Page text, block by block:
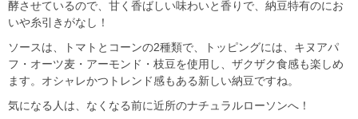
酵させているので、甘く香ばしい味わいと香りで、納豆特有のにお
いや糸引きがなし！
ソースは、トマトとコーンの2種類で、トッピングには、キヌアパ
フ・オーツ麦・アーモンド・枝豆を使用し、ザクザク食感も楽しめ
ます。オシャレかつトレンド感もある新しい納豆ですね。
気になる人は、なくなる前に近所のナチュラルローソンへ！